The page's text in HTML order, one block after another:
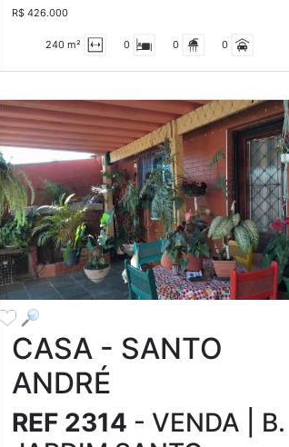
R$ 426.000
240 m² 0 0 0
CASA - SANTO
ANDRÉ
REF 2314 - VENDA | B.